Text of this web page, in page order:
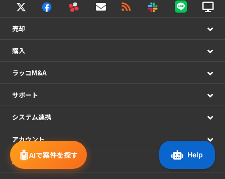
🤖AIで案件を探す
売却
購入
ラッコM&A
サポート
システム連携
アカウント
運営情報